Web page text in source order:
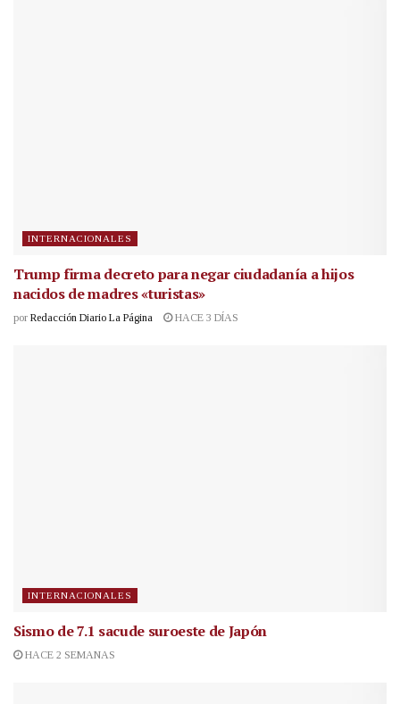
INTERNACIONALES
Trump firma decreto para negar ciudadanía a hijos
nacidos de madres «turistas»
por Redacción Diario La Página HACE 3 DÍAS
INTERNACIONALES
Sismo de 7.1 sacude suroeste de Japón
HACE 2 SEMANAS